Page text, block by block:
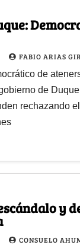
FABIO ARIAS
de
de
rechazando
y
CONSUELO